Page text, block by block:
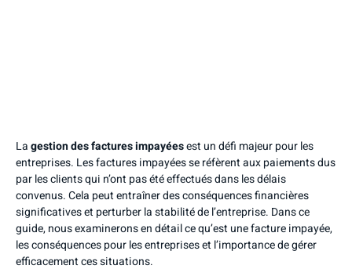
Lagestion des factures impayéesest un défi majeur pour les
entreprises. Les factures impayées se réfèrent aux paiements dus
par les clients qui n’ont pas été effectués dans les délais
convenus. Cela peut entraîner des conséquences financières
significatives et perturber la stabilité de l’entreprise. Dans ce
guide, nous examinerons en détail ce qu’est une facture impayée,
les conséquences pour les entreprises et l’importance de gérer
efficacement ces situations.